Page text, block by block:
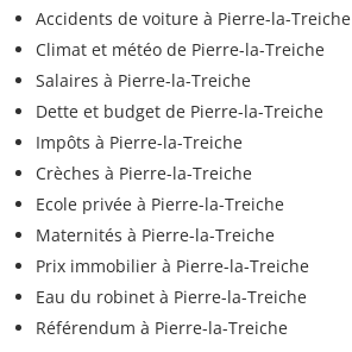
Accidents de voiture à Pierre-la-Treiche
Climat et météo de Pierre-la-Treiche
Salaires à Pierre-la-Treiche
Dette et budget de Pierre-la-Treiche
Impôts à Pierre-la-Treiche
Crèches à Pierre-la-Treiche
Ecole privée à Pierre-la-Treiche
Maternités à Pierre-la-Treiche
Prix immobilier à Pierre-la-Treiche
Eau du robinet à Pierre-la-Treiche
Référendum à Pierre-la-Treiche